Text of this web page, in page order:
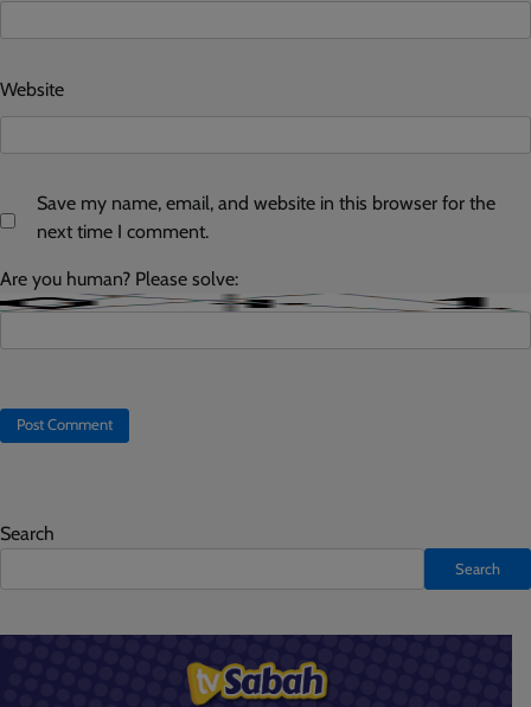
Website
Save my name, email, and website in this browser for the
next time I comment.
Are you human? Please solve:
Search
Search